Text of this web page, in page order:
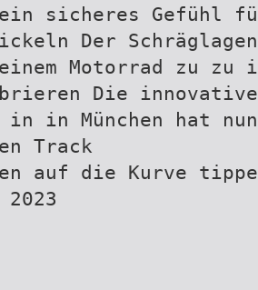
sicheres Gefühl
Der
Motorrad zu
Die
in München hat
Track
auf die Kurve
2023